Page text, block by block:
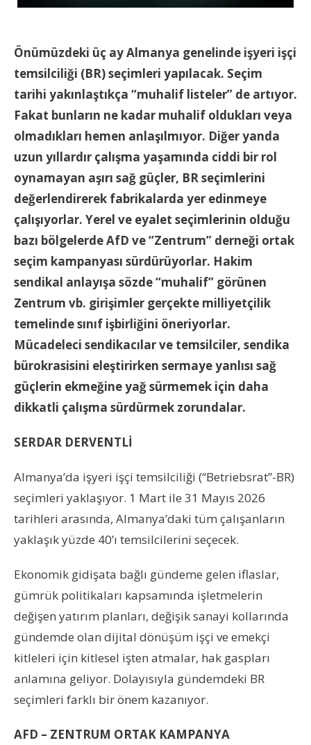
Önümüzdeki üç ay Almanya genelinde işyeri işçi
temsilciliği (BR) seçimleri yapılacak. Seçim
tarihi yakınlaştıkça “muhalif listeler” de artıyor.
Fakat bunların ne kadar muhalif oldukları veya
olmadıkları hemen anlaşılmıyor. Diğer yanda
uzun yıllardır çalışma yaşamında ciddi bir rol
oynamayan aşırı sağ güçler, BR seçimlerini
değerlendirerek fabrikalarda yer edinmeye
çalışıyorlar. Yerel ve eyalet seçimlerinin olduğu
bazı bölgelerde AfD ve “Zentrum” derneği ortak
seçim kampanyası sürdürüyorlar. Hakim
sendikal anlayışa sözde “muhalif” görünen
Zentrum vb. girişimler gerçekte milliyetçilik
temelinde sınıf işbirliğini öneriyorlar.
Mücadeleci sendikacılar ve temsilciler, sendika
bürokrasisini eleştirirken sermaye yanlısı sağ
güçlerin ekmeğine yağ sürmemek için daha
dikkatli çalışma sürdürmek zorundalar.
SERDAR DERVENTLİ
Almanya’da işyeri işçi temsilciliği (“Betriebsrat”-BR)
seçimleri yaklaşıyor. 1 Mart ile 31 Mayıs 2026
tarihleri ​​arasında, Almanya’daki tüm çalışanların
yaklaşık yüzde 40’ı temsilcilerini seçecek.
Ekonomik gidişata bağlı gündeme gelen iflaslar,
gümrük politikaları kapsamında işletmelerin
değişen yatırım planları, değişik sanayi kollarında
gündemde olan dijital dönüşüm işçi ve emekçi
kitleleri için kitlesel işten atmalar, hak gaspları
anlamına geliyor. Dolayısıyla gündemdeki BR
seçimleri farklı bir önem kazanıyor.
AFD – ZENTRUM ORTAK KAMPANYA